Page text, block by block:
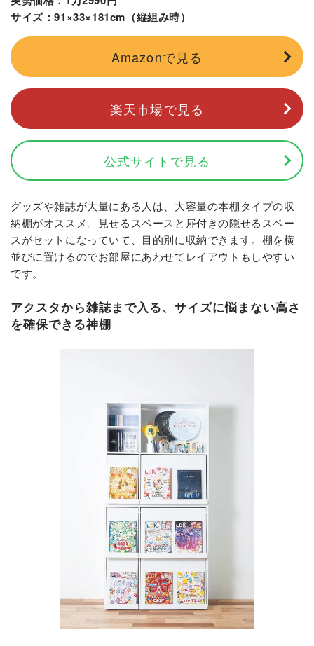
サイズ：91×33×181cm（縦組み時）
Amazonで見る
楽天市場で見る
公式サイトで見る
グッズや雑誌が大量にある人は、大容量の本棚タイプの収
納棚がオススメ。見せるスペースと扉付きの隠せるスペー
スがセットになっていて、目的別に収納できます。棚を横
並びに置けるのでお部屋にあわせてレイアウトもしやすい
です。
アクスタから雑誌まで入る、サイズに悩まない高さ
を確保できる神棚